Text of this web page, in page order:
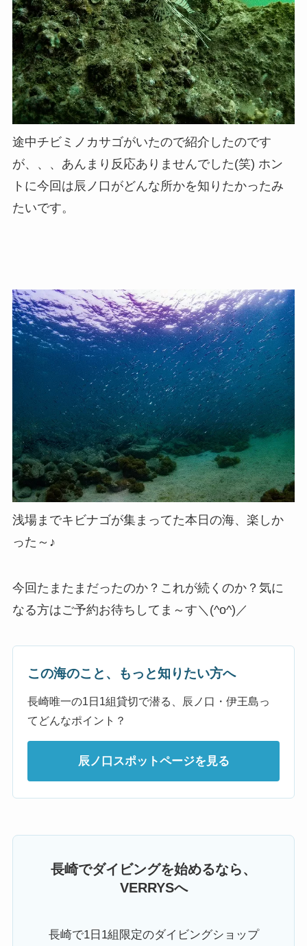
途中チビミノカサゴがいたので紹介したのです
が、、、あんまり反応ありませんでした(笑) ホン
トに今回は辰ノ口がどんな所かを知りたかったみ
たいです。
浅場までキビナゴが集まってた本日の海、楽しか
った～♪
今回たまたまだったのか？これが続くのか？気に
なる方はご予約お待ちしてま～す＼(^o^)／
この海のこと、もっと知りたい方へ
長崎唯一の1日1組貸切で潜る、辰ノ口・伊王島っ
てどんなポイント？
辰ノ口スポットページを見る
長崎でダイビングを始めるなら、
VERRYSへ
長崎で1日1組限定のダイビングショップ